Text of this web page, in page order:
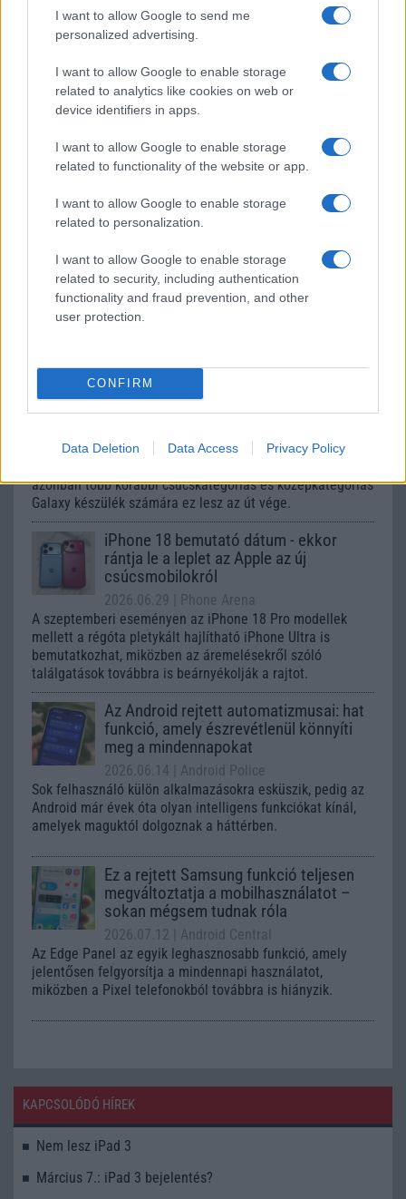
I want to allow Google to send me
personalized advertising.
I want to allow Google to enable storage
related to analytics like cookies on web or
device identifiers in apps.
I want to allow Google to enable storage
related to functionality of the website or app.
I want to allow Google to enable storage
related to personalization.
I want to allow Google to enable storage
related to security, including authentication
functionality and fraud prevention, and other
user protection.
CONFIRM
Data Deletion Data Access Privacy Policy
Nelly GSM
készülék kimarad a One UI 9
frissítésből – itt a lista az érintett
modellekről
A One UI 9 érkezése új mesterséges intelligencia-
azonban több korábbi csúcskategóriás és középkategóriás
Galaxy készülék számára ez lesz az út vége.
iPhone 18 bemutató dátum - ekkor
rántja le a leplet az Apple az új
csúcsmobilokról
2026.06.29
| Phone Arena
A szeptemberi eseményen az iPhone 18 Pro modellek
mellett a régóta pletykált hajlítható iPhone Ultra is
bemutatkozhat, miközben az áremelésekről szóló
találgatások továbbra is beárnyékolják a rajtot.
Az Android rejtett automatizmusai: hat
funkció, amely észrevétlenül könnyíti
meg a mindennapokat
2026.06.14
| Android Police
Sok felhasználó külön alkalmazásokra esküszik, pedig az
Android már évek óta olyan intelligens funkciókat kínál,
amelyek maguktól dolgoznak a háttérben.
Ez a rejtett Samsung funkció teljesen
megváltoztatja a mobilhasználatot –
sokan mégsem tudnak róla
2026.07.12
| Android Central
Az Edge Panel az egyik leghasznosabb funkció, amely
jelentősen felgyorsítja a mindennapi használatot,
miközben a Pixel telefonokból továbbra is hiányzik.
KAPCSOLÓDÓ HÍREK
Nem lesz iPad 3
Március 7.: iPad 3 bejelentés?